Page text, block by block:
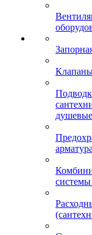
душевые
арматура